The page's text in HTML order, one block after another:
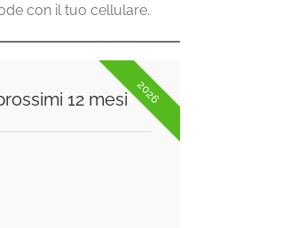
con il tuo cellulare.
2026
12 mesi